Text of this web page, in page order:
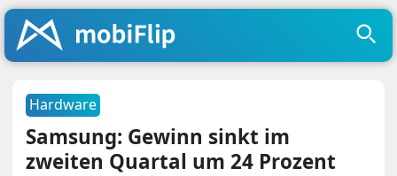
Hardware
Samsung: Gewinn sinkt im
zweiten Quartal um 24 Prozent